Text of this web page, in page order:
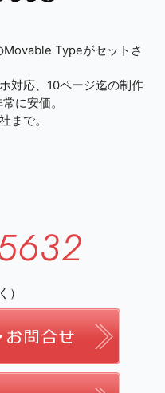
Movable Typeがセットさ
対応、10ページ迄の制作
に安価。
まで。
）